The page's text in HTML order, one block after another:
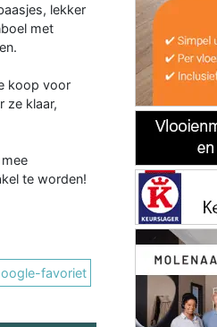
lekker
met
koop voor
ze klaar,
te worden!
favoriet